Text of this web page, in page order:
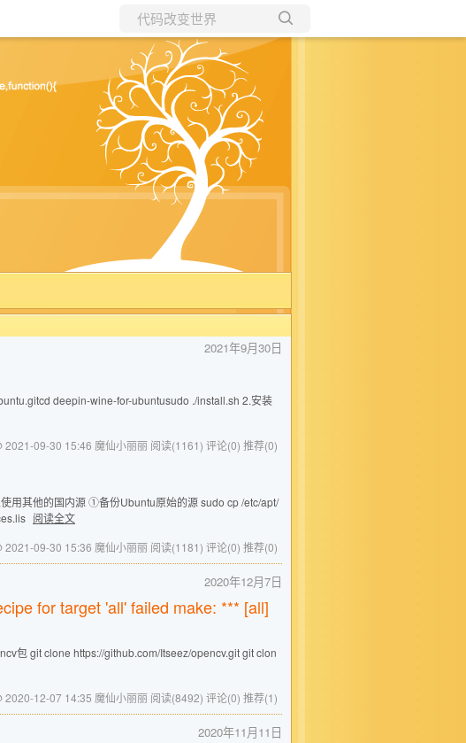
所有博客
2021年9月30日
deepin-wine-for-ubuntusudo ./install.sh 2.安装
2021-09-30 15:46 魔仙小丽丽 阅读(1161) 评论(0) 推荐(0)
用其他的国内源 ①备份Ubuntu原始的源 sudo cp /etc/apt/
阅读全文
2021-09-30 15:36 魔仙小丽丽 阅读(1181) 评论(0) 推荐(0)
2020年12月7日
for target 'all' failed make: *** [all]
包 git clone https://github.com/Itseez/opencv.git git clon
2020-12-07 14:35 魔仙小丽丽 阅读(8492) 评论(0) 推荐(1)
2020年11月11日